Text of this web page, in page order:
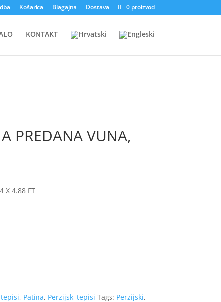
Košarica Blagajna Dostava 0 proizvod
KONTAKT
PREDANA VUNA,
X 4.88 FT
, Patina, Perzijski tepisi Tags: Perzijski,